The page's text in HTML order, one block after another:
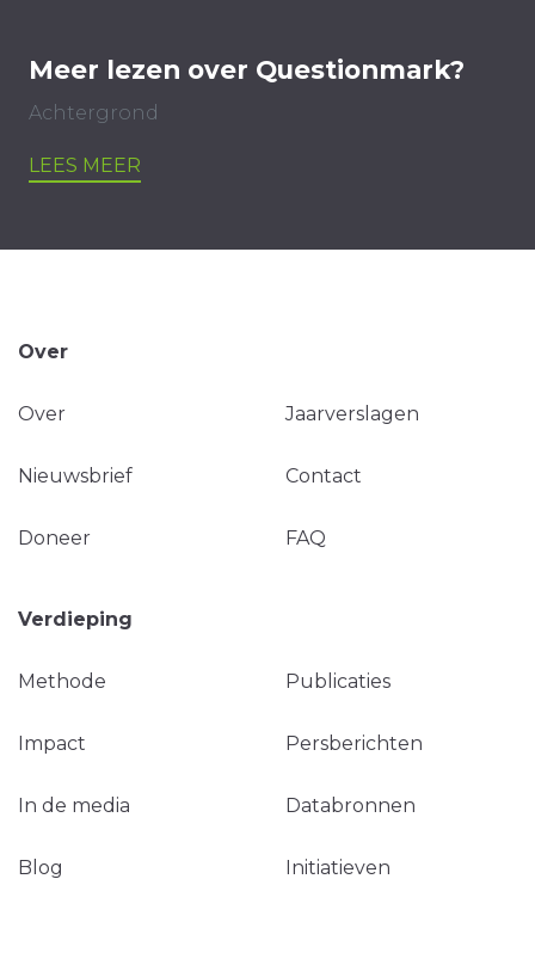
Meer lezen over Questionmark?
Achtergrond
LEES MEER
Over
Over Jaarverslagen
Nieuwsbrief Contact
Doneer FAQ
Verdieping
Methode Publicaties
Impact Persberichten
In de media Databronnen
Blog Initiatieven